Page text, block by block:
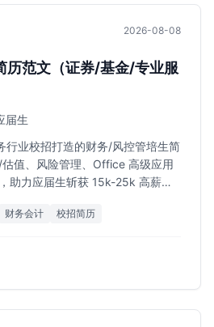
2026-08-08
历范文（证券/基金/专业服
届生
行业校招打造的财务/风控管培生简
值、风险管理、Office 高级应用
助力应届生斩获 15k-25k 高薪
财务会计 校招简历